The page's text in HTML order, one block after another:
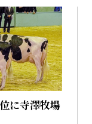
に寺澤牧場